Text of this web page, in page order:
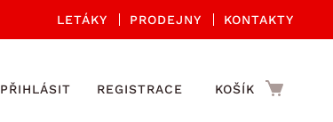
LETÁKY PRODEJNY KONTAKTY
PŘIHLÁSIT REGISTRACE KOŠÍK